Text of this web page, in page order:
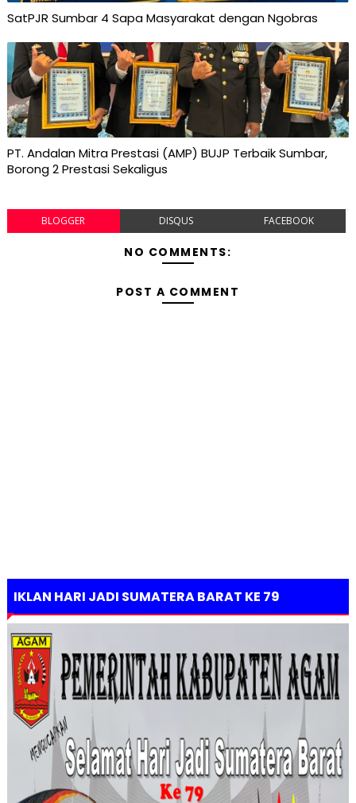
SatPJR Sumbar 4 Sapa Masyarakat dengan Ngobras
PT. Andalan Mitra Prestasi (AMP) BUJP Terbaik Sumbar,
Borong 2 Prestasi Sekaligus
BLOGGER DISQUS FACEBOOK
NO COMMENTS:
POST A COMMENT
IKLAN HARI JADI SUMATERA BARAT KE 79